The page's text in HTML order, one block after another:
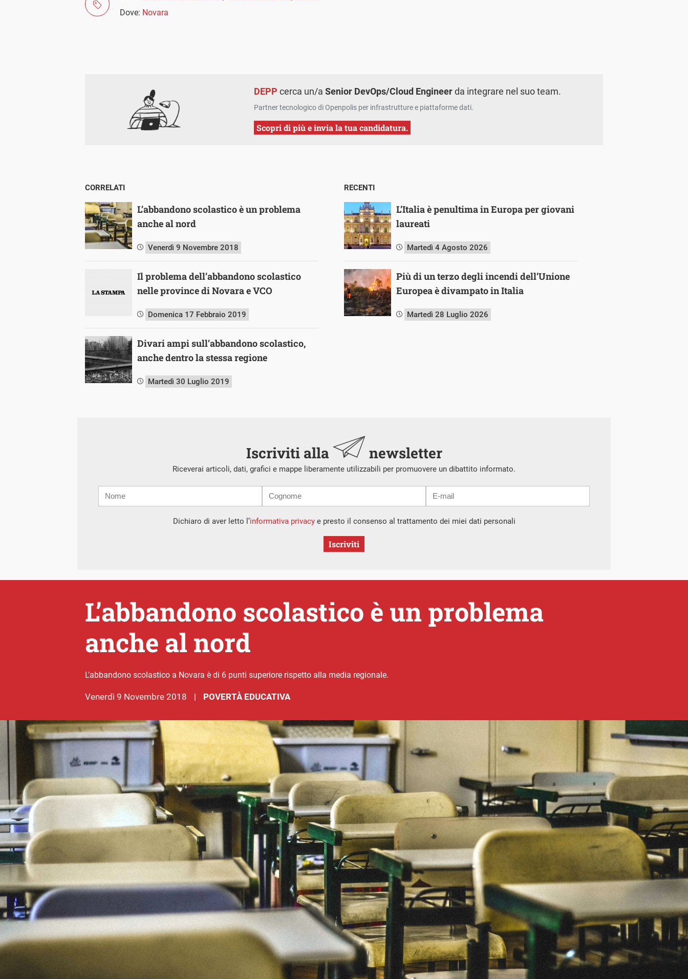
Dove: Novara
DEPP cerca un/aSenior DevOps/Cloud Engineerda integrare nel suo team.
Partner tecnologico di Openpolis per infrastrutture e piattaforme dati.
Scopri di più e invia la tua candidatura.
CORRELATI
L’abbandono scolastico è un problema
anche al nord
Venerdì 9 Novembre 2018
Il problema dell’abbandono scolastico
nelle province di Novara e VCO
Domenica 17 Febbraio 2019
Divari ampi sull’abbandono scolastico,
anche dentro la stessa regione
Martedì 30 Luglio 2019
RECENTI
L’Italia è penultima in Europa per giovani
laureati
Martedì 4 Agosto 2026
Più di un terzo degli incendi dell’Unione
Europea è divampato in Italia
Martedì 28 Luglio 2026
Iscriviti alla newsletter
Riceverai articoli, dati, grafici e mappe liberamente utilizzabili per promuovere un dibattito informato.
mail
Dichiaro di aver letto l’informativa privacye presto il consenso al trattamento dei miei dati personali
Iscriviti
L’abbandono scolastico è un problema
anche al nord
L’abbandono scolastico a Novara è di 6 punti superiore rispetto alla media regionale.
venerdì 9 Novembre 2018 POVERTÀ EDUCATIVA